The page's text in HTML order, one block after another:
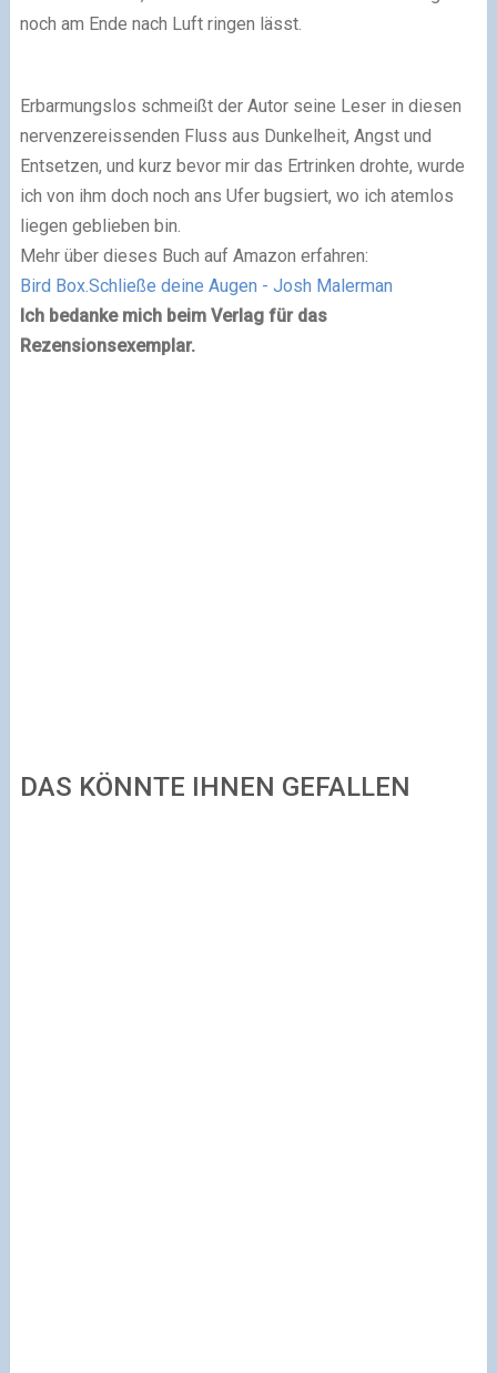
noch am Ende nach Luft ringen lässt.
Erbarmungslos schmeißt der Autor seine Leser in diesen
nervenzereissenden Fluss aus Dunkelheit, Angst und
Entsetzen, und kurz bevor mir das Ertrinken drohte, wurde
ich von ihm doch noch ans Ufer bugsiert, wo ich atemlos
liegen geblieben bin.
Mehr über dieses Buch auf Amazon erfahren:
Bird Box.Schließe deine Augen - Josh Malerman
Ich bedanke mich beim Verlag für das
Rezensionsexemplar.
DAS KÖNNTE IHNEN GEFALLEN